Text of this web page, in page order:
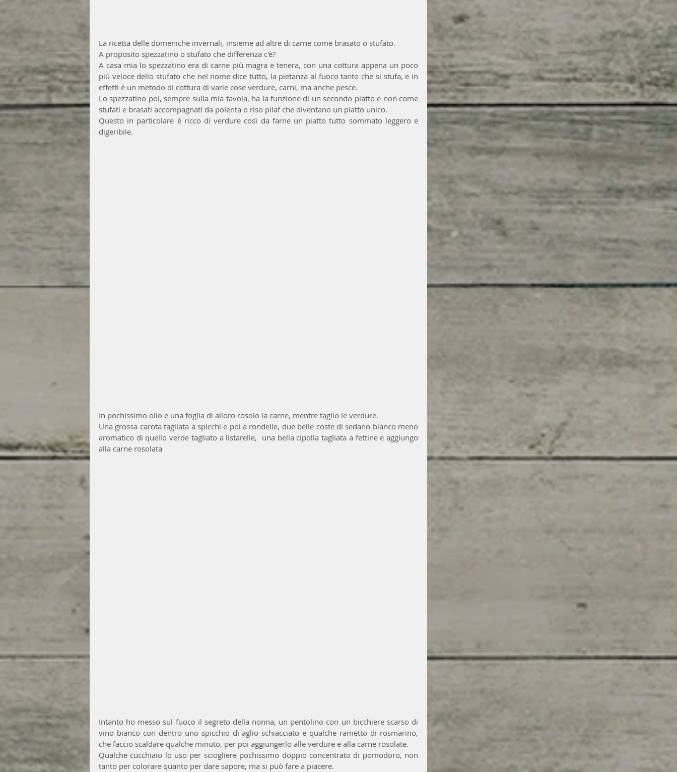
La ricetta delle domeniche invernali, insieme ad altre di carne come brasato o stufato.
A proposito spezzatino o stufato che differenza c'è?
A casa mia lo spezzatino era di carne più magra e tenera, con una cottura appena un poco
più veloce dello stufato che nel nome dice tutto, la pietanza al fuoco tanto che si stufa, e in
effetti è un metodo di cottura di varie cose verdure, carni, ma anche pesce.
Lo spezzatino poi, sempre sulla mia tavola, ha la funzione di un secondo piatto e non come
stufati e brasati accompagnati da polenta o riso pilaf che diventano un piatto unico.
Questo in particolare è ricco di verdure così da farne un piatto tutto sommato leggero e
digeribile.
In pochissimo olio e una foglia di alloro rosolo la carne, mentre taglio le verdure.
Una grossa carota tagliata a spicchi e poi a rondelle, due belle coste di sedano bianco meno
aromatico di quello verde tagliato a listarelle,  una bella cipolla tagliata a fettine e aggiungo
alla carne rosolata
Intanto ho messo sul fuoco il segreto della nonna, un pentolino con un bicchiere scarso di
vino bianco con dentro uno spicchio di aglio schiacciato e qualche rametto di rosmarino,
che faccio scaldare qualche minuto, per poi aggiungerlo alle verdure e alla carne rosolate.
Qualche cucchiaio lo uso per sciogliere pochissimo doppio concentrato di pomodoro, non
tanto per colorare quanto per dare sapore, ma si può fare a piacere.